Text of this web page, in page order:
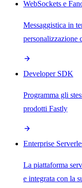
WebSockets e
Messaggistica in
personalizzazione
Developer SDK
Programma gli
prodotti Fastly
Enterprise
La piattaforma
e integrata con la